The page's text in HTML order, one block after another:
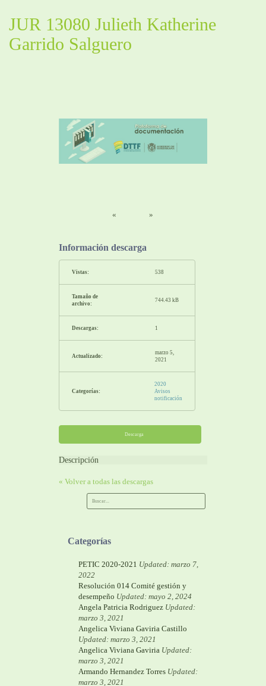
JUR 13080 Julieth Katherine
Garrido Salguero
« »
Información descarga
Vistas: 538
Tamaño de
archivo:
744.43 kB
Descargas: 1
Actualizado:
marzo 5,
2021
Categorías:
2020
Avisos
notificación
Descarga
Descripción
« Volver a todas las descargas
Categorías
PETIC 2020-2021 Updated: marzo 7,
2022
Resolución 014 Comité gestión y
desempeño Updated: mayo 2, 2024
Angela Patricia Rodriguez Updated:
marzo 3, 2021
Angelica Viviana Gaviria Castillo
Updated: marzo 3, 2021
Angelica Viviana Gaviria Updated:
marzo 3, 2021
Armando Hernandez Torres Updated:
marzo 3, 2021